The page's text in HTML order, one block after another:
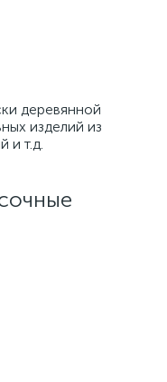
деревянной
изделий из
и т.д.